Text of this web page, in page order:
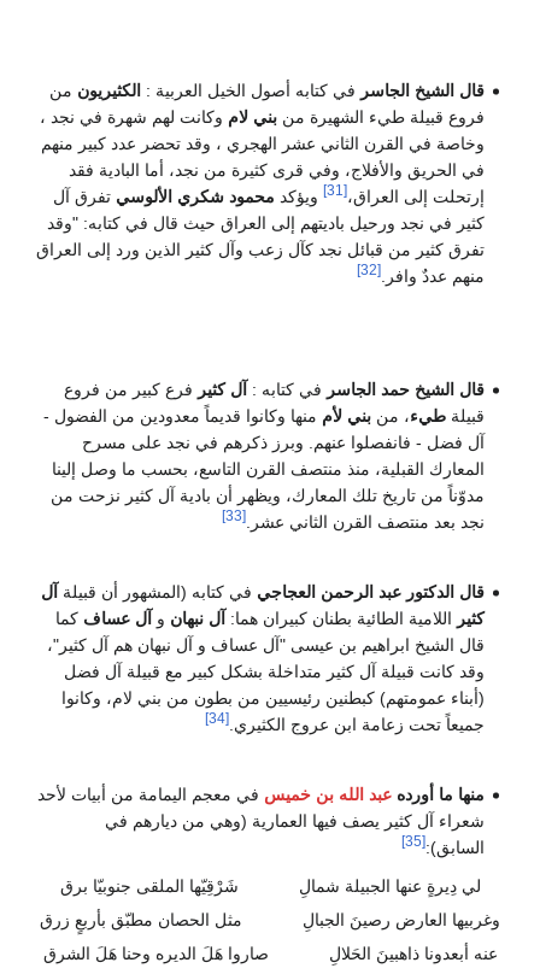
قال الشيخ الجاسر في كتابه أصول الخيل العربية : الكثيريون من
فروع قبيلة طيء الشهيرة منبني لام وكانت لهم شهرة في نجد ،
وخاصة في القرن الثاني عشر الهجري ، وقد تحضر عدد كبير منهم
في الحريق والأفلاج، وفي قرى كثيرة من نجد، أما البادية فقد
إرتحلت إلى العراق،[31] ويؤكد محمود شكري الألوسي تفرق آل
كثير في نجد ورحيل باديتهم إلى العراق حيث قال في كتابه: "وقد
تفرق كثير من قبائل نجد كآل زعب وآل كثير الذين ورد إلى العراق
منهم عددٌ وافر.[32]
قال الشيخ حمد الجاسر في كتابه : آل كثير فرع كبير من فروع
قبيلةطيء، منبني لأم منها وكانوا قديماً معدودين من الفضول -
آل فضل - فانفصلوا عنهم. وبرز ذكرهم في نجد على مسرح
المعارك القبلية، منذ منتصف القرن التاسع، بحسب ما وصل إلينا
مدوّناً من تاريخ تلك المعارك، ويظهر أن بادية آل كثير نزحت من
نجد بعد منتصف القرن الثاني عشر.[33]
قال الدكتور عبد الرحمن العجاجي في كتابه (المشهور أن قبيلة آل
كثير اللامية الطائية بطنان كبيران هما: آل نبهان و آل عساف كما
قال الشيخ ابراهيم بن عيسى "آل عساف و آل نبهان هم آل كثير"،
وقد كانت قبيلة آل كثير متداخلة بشكل كبير مع قبيلة آل فضل
(أبناء عمومتهم) كبطنين رئيسيين من بطون من بني لام، وكانوا
جميعاً تحت زعامة ابن عروج الكثيري.[34]
منها ما أوردهعبد الله بن خميس في معجم اليمامة من أبيات لأحد
شعراء آل كثير يصف فيها العمارية (وهي من ديارهم في
السابق):[35]
لي دِيرةٍ عنها الجبيلة شمالِ
شَرْقِيّها الملقى جنوبيّا برق
وغربيها العارض رصينَ الجبالِ
مثل الحصان مطبّق بأربعٍ زرق
عنه أبعدونا ذاهبينَ الحَلالِ
صاروا هَلَ الديره وحنا هَلَ الشرق